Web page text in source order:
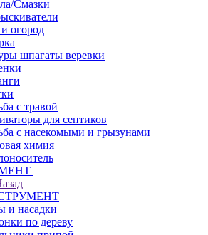
Смазки
огород
шпагаты веревки
с травой
для септиков
с насекомыми и грызунами
химия
и насадки
по дереву